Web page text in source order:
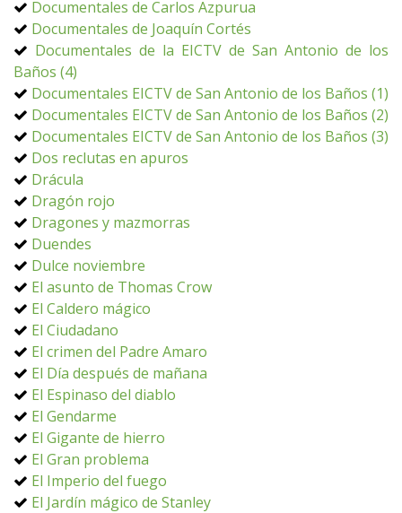
Documentales de Carlos Azpurua
Documentales de Joaquín Cortés
Documentales de la EICTV de San Antonio de los
Baños (4)
Documentales EICTV de San Antonio de los Baños (1)
Documentales EICTV de San Antonio de los Baños (2)
Documentales EICTV de San Antonio de los Baños (3)
Dos reclutas en apuros
Drácula
Dragón rojo
Dragones y mazmorras
Duendes
Dulce noviembre
El asunto de Thomas Crow
El Caldero mágico
El Ciudadano
El crimen del Padre Amaro
El Día después de mañana
El Espinaso del diablo
El Gendarme
El Gigante de hierro
El Gran problema
El Imperio del fuego
El Jardín mágico de Stanley